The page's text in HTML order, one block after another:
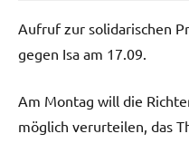
Aufruf zur solidarischen
gegen Isa am 17.09.
Am Montag will die
möglich verurteilen, das